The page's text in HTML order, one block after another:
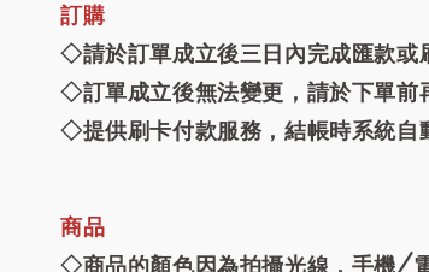
訂購
◇請於訂單成立後三日內完成匯款或
◇訂單成立後無法變更，請於下單前
◇提供刷卡付款服務，結帳時系統自
商品
◇商品的顏色因為拍攝光線，手機/